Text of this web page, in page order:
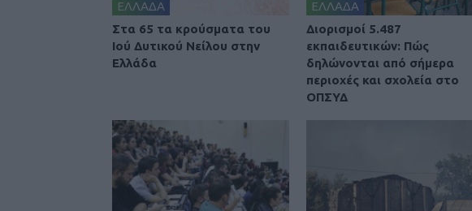
ΕΛΛΑΔΑ
Στα 65 τα κρούσματα του
Ιού Δυτικού Νείλου στην
Ελλάδα
ΕΛΛΑΔΑ
Διορισμοί 5.487
εκπαιδευτικών: Πώς
δηλώνονται από σήμερα
περιοχές και σχολεία στο
ΟΠΣΥΔ